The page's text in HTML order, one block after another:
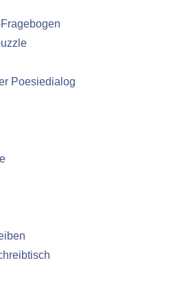
Poesiedialog